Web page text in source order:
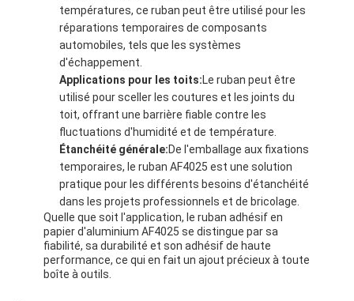
températures, ce ruban peut être utilisé pour les
réparations temporaires de composants
automobiles, tels que les systèmes
d'échappement.
Applications pour les toits:Le ruban peut être
utilisé pour sceller les coutures et les joints du
toit, offrant une barrière fiable contre les
fluctuations d'humidité et de température.
Étanchéité générale:De l'emballage aux fixations
temporaires, le ruban AF4025 est une solution
pratique pour les différents besoins d'étanchéité
dans les projets professionnels et de bricolage.
Quelle que soit l'application, le ruban adhésif en
papier d'aluminium AF4025 se distingue par sa
fiabilité, sa durabilité et son adhésif de haute
performance, ce qui en fait un ajout précieux à toute
boîte à outils.